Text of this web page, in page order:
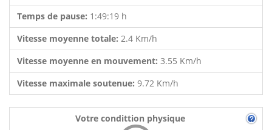
Temps de pause: 1:49:19 h
Vitesse moyenne totale: 2.4 Km/h
Vitesse moyenne en mouvement: 3.55 Km/h
Vitesse maximale soutenue: 9.72 Km/h
Votre condittion physique